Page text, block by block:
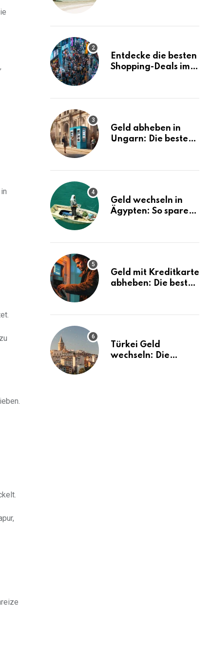
Entdecke die besten
Shopping-Deals im
Geld abheben in
Ungarn: Die besten
Geld wechseln in
Ägypten: So sparen
Geld mit Kreditkarte
abheben: Die besten
Türkei Geld
wechseln: Die